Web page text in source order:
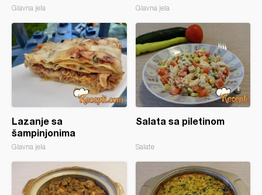
Glavna jela Glavna jela
Lazanje sa
šampinjonima
Glavna jela
Salata sa piletinom
Salate